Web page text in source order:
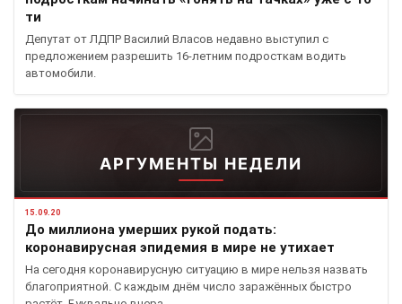
ти
Депутат от ЛДПР Василий Власов недавно выступил с
предложением разрешить 16-летним подросткам водить
автомобили.
АРГУМЕНТЫ НЕДЕЛИ
15.09.20
До миллиона умерших рукой подать:
коронавирусная эпидемия в мире не утихает​
На сегодня коронавирусную ситуацию в мире нельзя назвать
благоприятной. С каждым днём число заражённых быстро